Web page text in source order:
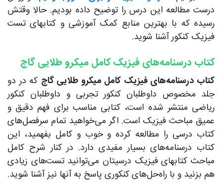
درست مطالعه این درس را توضیح داده بودیم. حالا وقتش
رسیده که با بهترین منابع کمک آموزشی و کتابهای تست
فیزیک کنکور آشنا شوید.
کتاب درسنامه‌های فیزیک کامل میکرو طلایی گاج
کتاب درسنامه‌های فیزیک کامل میکرو طلایی گاج که در دو
جلد مخصوص داوطلبان کنکور تجربی و داوطلبان کنکور
ریاضی منتشر شده است، کتابی مناسب برای فهم دقیق و
عمیق مباحث فیزیک است. اگر می‌خواهید تمام سرفصل‌های
کتاب درسی را مطالعه کرده و خوب و کامل بفهمید، این
کتاب درسنامه‌های بسیار مفیدی دارد. در کنار شرح کامل
مباحث کتابهای فیزیک درسیتان می‌توانید تست‌های زیادی
هم بزنید و با راه‌حل‌های کنکوری پاسخ به آنها نیز آشنا شوید.